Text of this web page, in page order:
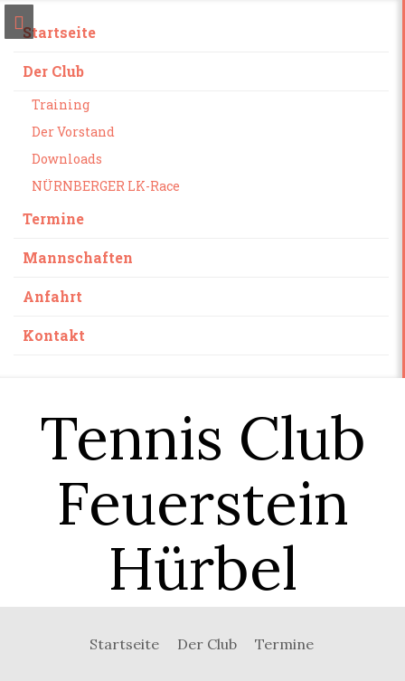
Startseite
Der Club
Training
Der Vorstand
Downloads
NÜRNBERGER LK-Race
Termine
Mannschaften
Anfahrt
Kontakt
Tennis Club
Feuerstein
Hürbel
Startseite Der Club Termine